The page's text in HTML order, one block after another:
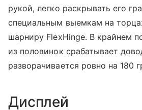
рукой, легко раскрывать его
специальным выемкам на
шарниру FlexHinge. В крайнем
из половинок срабатывает
разворачивается ровно на 180
Дисплей